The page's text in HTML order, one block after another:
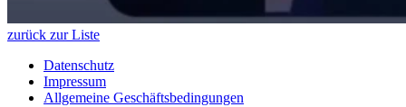
zurück zur Liste
Datenschutz
Impressum
Allgemeine Geschäftsbedingungen